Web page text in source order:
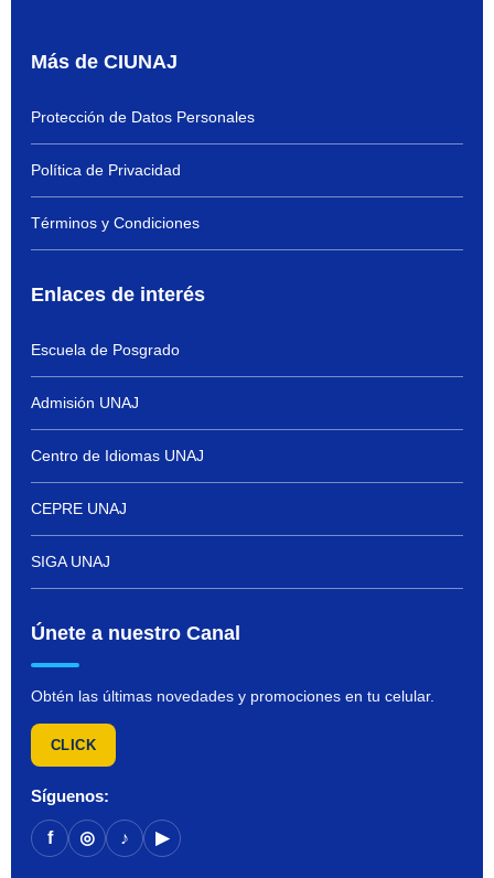
Más de CIUNAJ
Protección de Datos Personales
Política de Privacidad
Términos y Condiciones
Enlaces de interés
Escuela de Posgrado
Admisión UNAJ
Centro de Idiomas UNAJ
CEPRE UNAJ
SIGA UNAJ
Únete a nuestro Canal
Obtén las últimas novedades y promociones en tu celular.
CLICK
Síguenos:
f ◎ ♪ ▶